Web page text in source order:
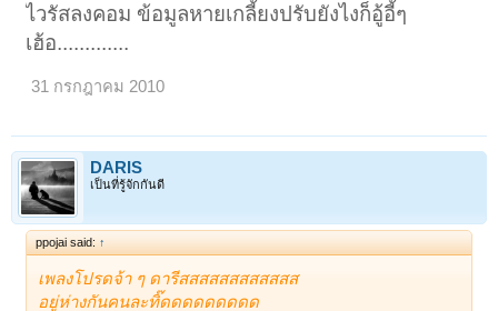
ไวรัสลงคอม ข้อมูลหายเกลี้ยงปรับยังไงก็อู้อี้ๆ
เฮ้อ.............
31 กรกฎาคม 2010
DARIS
เป็นที่รู้จักกันดี
ppojai said: ↑
เพลงโปรดจ้า ๆ ดารีสสสสสสสสสสสส
อยู่ห่างกันคนละทิ๊ดดดดดดดดด